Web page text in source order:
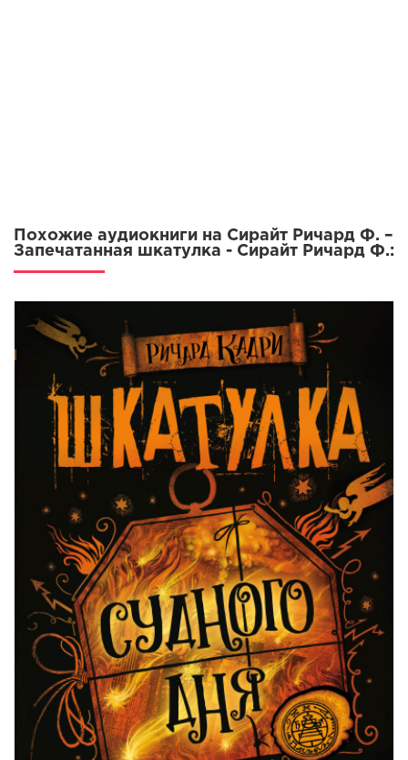
Похожие аудиокниги на Сирайт Ричард Ф. –
Запечатанная шкатулка - Сирайт Ричард Ф.: